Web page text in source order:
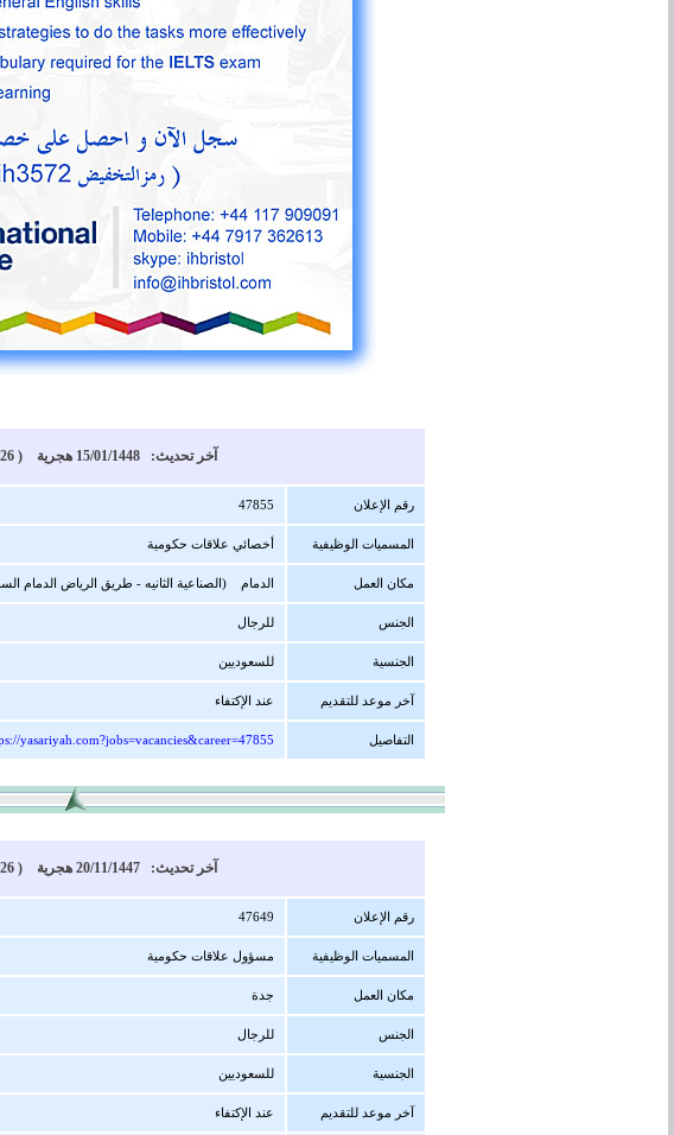
آخر تحديث: 15/01/1448 هجرية ( 30/06/2026 )
رقم الإعلان 47855
المسميات الوظيفية أخصائي علاقات حكومية
مكان العمل الدمام (الصناعية الثانيه - طريق الرياض الدمام
الجنس للرجال
الجنسية للسعوديين
آخر موعد للتقديم عند الإكتفاء
التفاصيل yasariyah.com?jobs=vacancies&career=47855
آخر تحديث: 20/11/1447 هجرية ( 07/05/2026 )
رقم الإعلان 47649
المسميات الوظيفية مسؤول علاقات حكومية
مكان العمل جدة
الجنس للرجال
الجنسية للسعوديين
آخر موعد للتقديم عند الإكتفاء